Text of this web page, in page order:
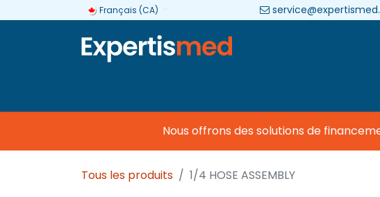
Français (CA)
Nous offrons des solutions de
Tous les produits 1/4 HOSE ASSEMBLY